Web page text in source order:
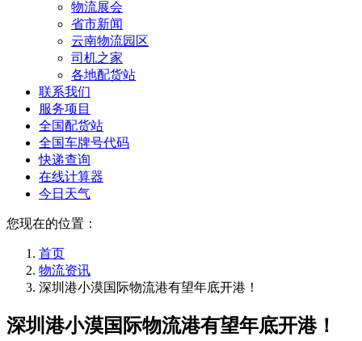
物流展会
省市新闻
云南物流园区
司机之家
各地配货站
联系我们
服务项目
全国配货站
全国车牌号代码
快递查询
在线计算器
今日天气
您现在的位置：
首页
物流资讯
深圳港小漠国际物流港有望年底开港！
深圳港小漠国际物流港有望年底开港！